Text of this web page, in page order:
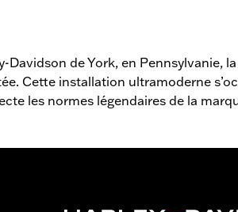
Davidson de York, en
Cette installation ultramoderne
les normes légendaires de la